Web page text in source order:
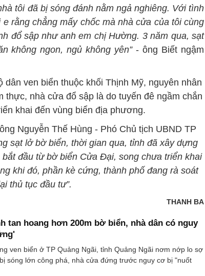
tôi đã bị sóng đánh nằm ngả nghiêng. Với tình
rằng chẳng mấy chốc mà nhà cửa của tôi cùng
đổ sập như anh em chị Hường. 3 năm qua, sạt
không ngon, ngủ không yên”- ông Biết ngậm
dân ven biển thuộc khối Thịnh Mỹ, nguyên nhân
thực, nhà cửa đổ sập là do tuyến đê ngầm chắn
khai đến vùng biển địa phương.
Nguyễn Thế Hùng - Phó Chủ tịch UBND TP
sạt lở bờ biển, thời gian qua, tỉnh đã xây dựng
đầu từ bờ biển Cửa Đại, song chưa triển khai
khi đó, phần kè cứng, thành phố đang rà soát
thủ tục đầu tư”.
THANH BA
tan hoang hơn 200m bờ biển, nhà dân có nguy
ven biển ở TP Quảng Ngãi, tỉnh Quảng Ngãi nơm nớp lo sợ
sóng lớn công phá, nhà cửa đứng trước nguy cơ bị "nuốt